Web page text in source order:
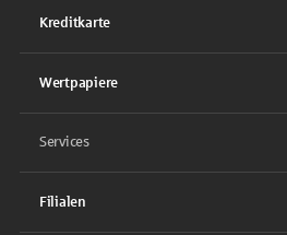
Kreditkarte
Wertpapiere
Services
Filialen